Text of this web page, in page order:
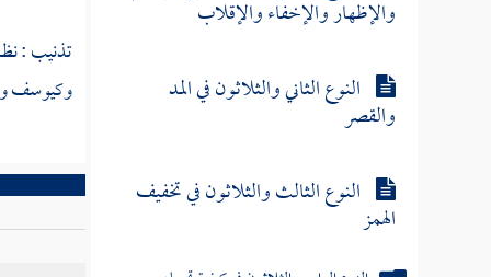
والإظهار والإخفاء والإقلاب
النوع الثاني والثلاثون في المد
والقصر
النوع الثالث والثلاثون في تخفيف
الهمز
تذنيب :
وكيوسف